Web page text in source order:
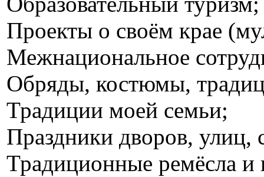
Проекты о своём крае
Межнациональное
Обряды, костюмы,
Традиции моей семьи;
Праздники дворов, улиц,
Традиционные ремёсла